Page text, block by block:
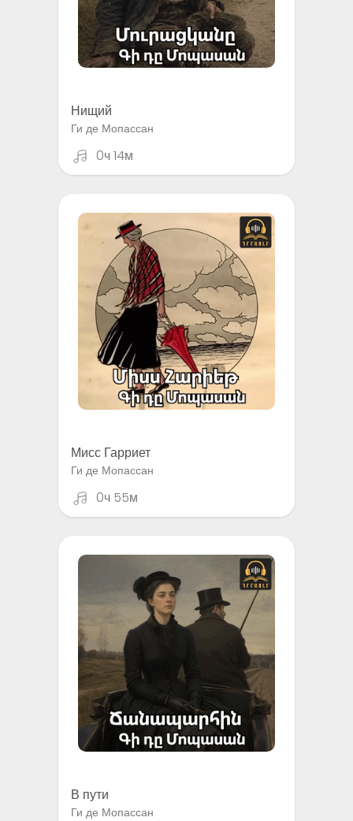
Нищий
Ги де Мопассан
0ч 14м
Мисс Гарриет
Ги де Мопассан
0ч 55м
В пути
Ги де Мопассан